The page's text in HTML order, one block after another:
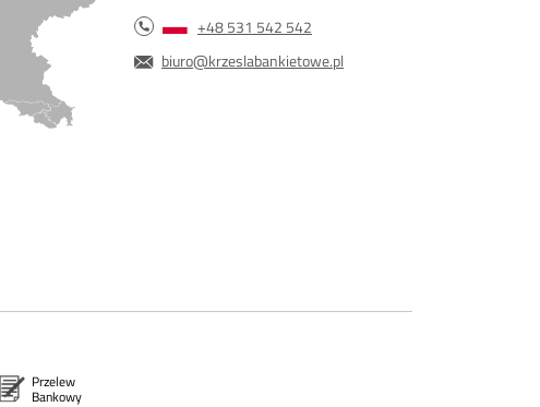
+48 531 542 542
biuro@krzeslabankietowe.pl
Przelew
Bankowy